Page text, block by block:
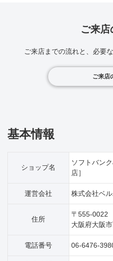
ご来店
ご来店までの流れと、必要
ご来店
基本情報
ショップ名
ソフトバン
店］
運営会社 株式会社ベ
住所
〒555-0022
大阪府大阪
電話番号 06-6476-